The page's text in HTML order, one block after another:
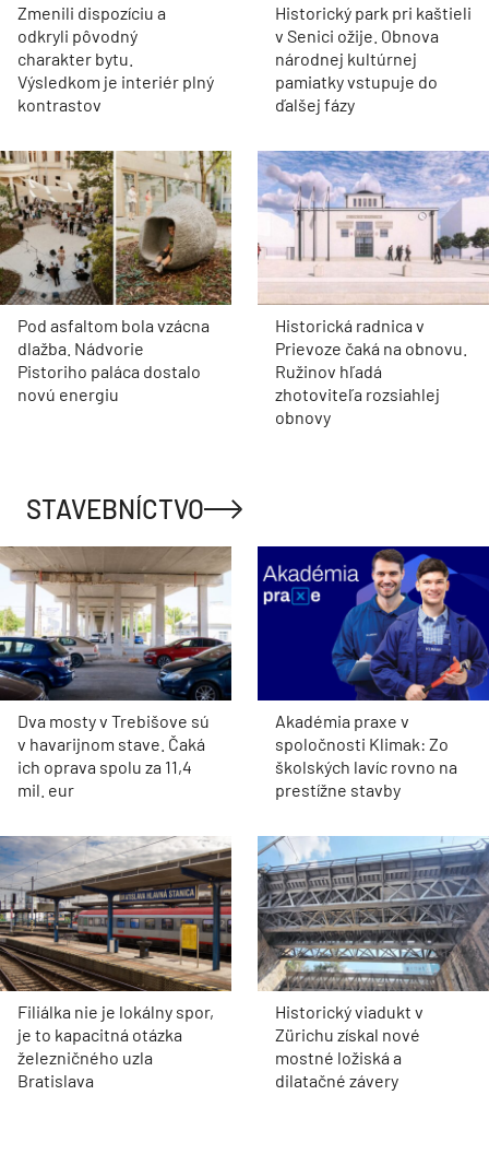
Zmenili dispozíciu a
odkryli pôvodný
charakter bytu.
Výsledkom je interiér plný
kontrastov
Historický park pri kaštieli
v Senici ožije. Obnova
národnej kultúrnej
pamiatky vstupuje do
ďalšej fázy
Pod asfaltom bola vzácna
dlažba. Nádvorie
Pistoriho paláca dostalo
novú energiu
Historická radnica v
Prievoze čaká na obnovu.
Ružinov hľadá
zhotoviteľa rozsiahlej
obnovy
STAVEBNÍCTVO
Dva mosty v Trebišove sú
v havarijnom stave. Čaká
ich oprava spolu za 11,4
mil. eur
Akadémia praxe v
spoločnosti Klimak: Zo
školských lavíc rovno na
prestížne stavby
Filiálka nie je lokálny spor,
je to kapacitná otázka
železničného uzla
Bratislava
Historický viadukt v
Zürichu získal nové
mostné ložiská a
dilatačné závery